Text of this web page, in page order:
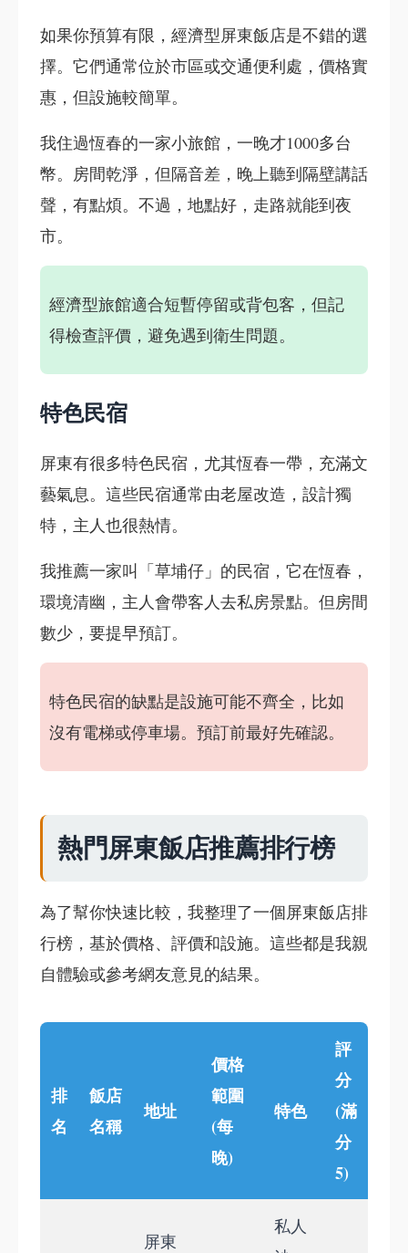
如果你預算有限，經濟型屏東飯店是不錯的選
擇。它們通常位於市區或交通便利處，價格實
惠，但設施較簡單。
我住過恆春的一家小旅館，一晚才1000多台
幣。房間乾淨，但隔音差，晚上聽到隔壁講話
聲，有點煩。不過，地點好，走路就能到夜
市。
經濟型旅館適合短暫停留或背包客，但記
得檢查評價，避免遇到衛生問題。
特色民宿
屏東有很多特色民宿，尤其恆春一帶，充滿文
藝氣息。這些民宿通常由老屋改造，設計獨
特，主人也很熱情。
我推薦一家叫「草埔仔」的民宿，它在恆春，
環境清幽，主人會帶客人去私房景點。但房間
數少，要提早預訂。
特色民宿的缺點是設施可能不齊全，比如
沒有電梯或停車場。預訂前最好先確認。
熱門屏東飯店推薦排行榜
為了幫你快速比較，我整理了一個屏東飯店排
行榜，基於價格、評價和設施。這些都是我親
自體驗或參考網友意見的結果。
排
名
飯店
名稱
地址
價格
範圍
(每
晚)
特色
評
分
(滿
分
5)
屏東
私人